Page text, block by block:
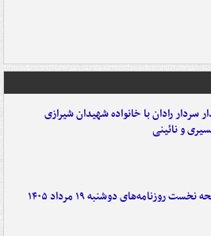
سردار رادان با خانواده‌ شهیدان شیرازی
و نائینی
نخست روزنامه‌های دوشنبه ۱۹ مرداد ۱۴۰۵